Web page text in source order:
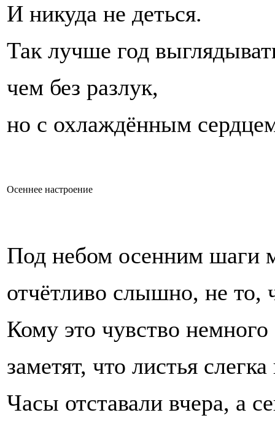
И никуда не деться.
Так лучше год
чем без разлук,
но с охлаждённым
Осеннее настроение
Под небом осенним шаги
отчётливо слышно, не то,
Кому это чувство немного
заметят, что листья
Часы отставали вчера, а